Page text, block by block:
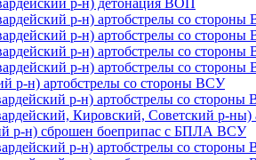
р-н) артобстрелы со
р-н) артобстрелы со
р-н) артобстрелы со
р-н) артобстрелы со
р-н) артобстрелы со стороны ВСУ
р-н) артобстрелы со стороны
Кировский, Советский р-
р-н) сброшен боеприпас с БПЛА ВСУ
р-н) артобстрелы со стороны